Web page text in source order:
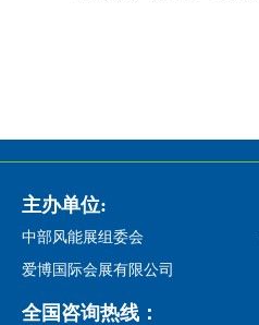
主办单位:
中部风能展组委会
爱博国际会展有限公司
全国咨询热线：